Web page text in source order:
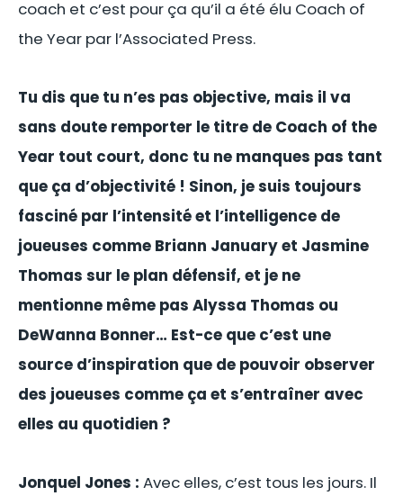
coach et c’est pour ça qu’il a été élu Coach of
the Year par l’Associated Press.
Tu dis que tu n’es pas objective, mais il va
sans doute remporter le titre de Coach of the
Year tout court, donc tu ne manques pas tant
que ça d’objectivité ! Sinon, je suis toujours
fasciné par l’intensité et l’intelligence de
joueuses comme Briann January et Jasmine
Thomas sur le plan défensif, et je ne
mentionne même pas Alyssa Thomas ou
DeWanna Bonner… Est-ce que c’est une
source d’inspiration que de pouvoir observer
des joueuses comme ça et s’entraîner avec
elles au quotidien ?
Jonquel Jones : Avec elles, c’est tous les jours. Il